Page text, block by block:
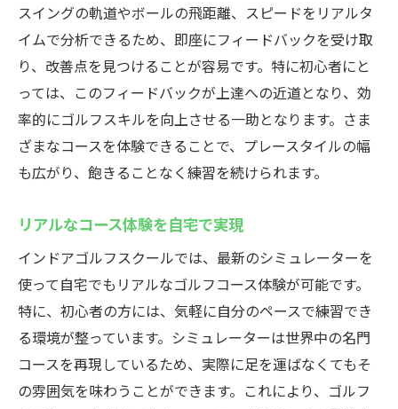
スイングの軌道やボールの飛距離、スピードをリアルタ
イムで分析できるため、即座にフィードバックを受け取
り、改善点を見つけることが容易です。特に初心者にと
っては、このフィードバックが上達への近道となり、効
率的にゴルフスキルを向上させる一助となります。さま
ざまなコースを体験できることで、プレースタイルの幅
も広がり、飽きることなく練習を続けられます。
リアルなコース体験を自宅で実現
インドアゴルフスクールでは、最新のシミュレーターを
使って自宅でもリアルなゴルフコース体験が可能です。
特に、初心者の方には、気軽に自分のペースで練習でき
る環境が整っています。シミュレーターは世界中の名門
コースを再現しているため、実際に足を運ばなくてもそ
の雰囲気を味わうことができます。これにより、ゴルフ